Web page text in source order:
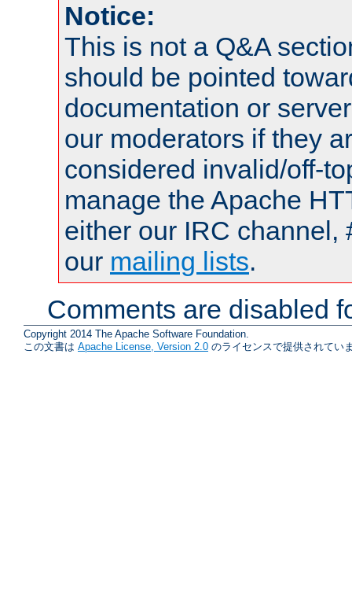
Notice:
This is not a Q&A
should be pointed
documentation or
our moderators if they
considered invalid/off-
manage the Apache
either our IRC channel,
our mailing lists.
Comments are disabled
Copyright 2014 The Apache Software Foundation.
この文書は Apache License, Version 2.0 のライセンスで提供されてい